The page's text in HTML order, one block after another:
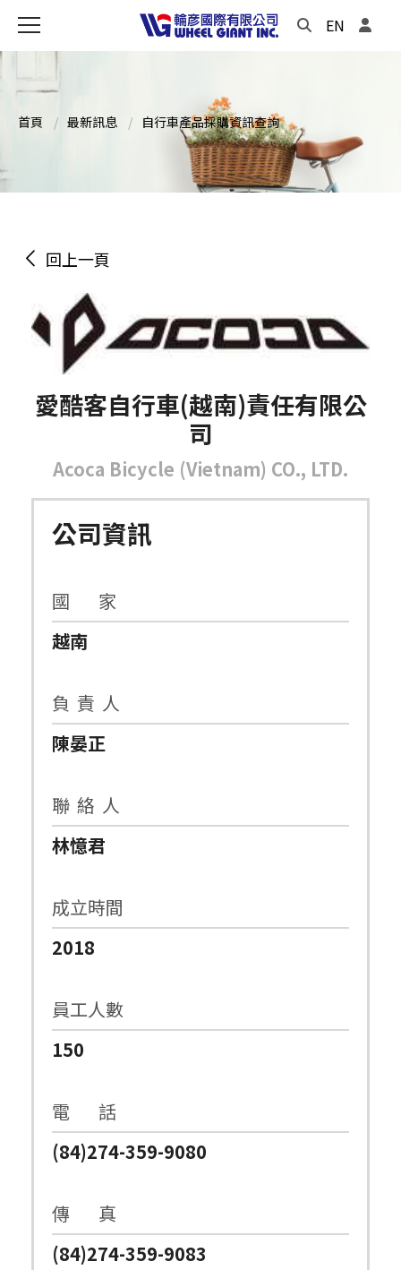
EN
首頁 最新訊息 自行車產品採購資訊查詢
回上一頁
愛酷客自行車(越南)責任有限公
司
Acoca Bicycle (Vietnam) CO., LTD.
公司資訊
國 家
越南
負 責 人
陳晏正
聯 絡 人
林憶君
成立時間
2018
員工人數
150
電 話
(84)274-359-9080
傳 真
(84)274-359-9083